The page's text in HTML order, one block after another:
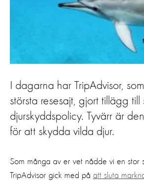
I dagarna har TripAdvisor,
största resesajt, gjort tillägg till
djurskyddspolicy. Tyvärr är
för att skydda vilda djur.
Som många av er vet nådde vi en
TripAdvisor gick med på att sluta